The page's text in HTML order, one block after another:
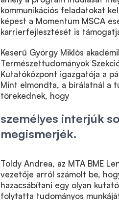
kommunikációs feladatokat
képest a Momentum MSCA
karrierfejlesztését is
Keserű György Miklós
Természettudományok
Kutatóközpont igazgatója a
Mint elmondta, a bírálatnál a
törekednek, hogy
személyes interjúk
megismerjék.
Toldy Andrea, az MTA BME
vezetője arról számolt be,
hazacsábítani egy olyan
folytatta tudományos